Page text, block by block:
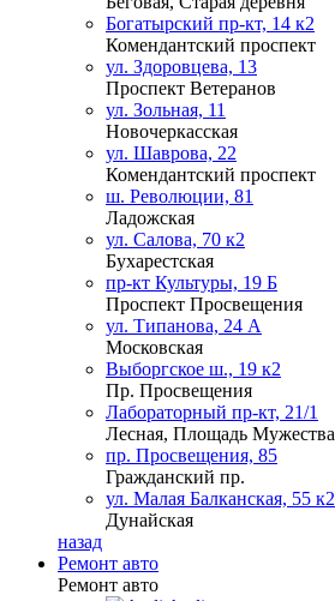
Богатырский пр-кт, 14 к2
Комендантский проспект
ул. Здоровцева, 13
Проспект Ветеранов
ул. Зольная, 11
Новочеркасская
ул. Шаврова, 22
Комендантский проспект
ш. Революции, 81
Ладожская
ул. Салова, 70 к2
Бухарестская
пр-кт Культуры, 19 Б
Проспект Просвещения
ул. Типанова, 24 А
Московская
Выборгское ш., 19 к2
Пр. Просвещения
Лабораторный пр-кт, 21/1
Лесная, Площадь Мужества
пр. Просвещения, 85
Гражданский пр.
ул. Малая Балканская, 55 к2
Дунайская
назад
Ремонт авто
Ремонт авто